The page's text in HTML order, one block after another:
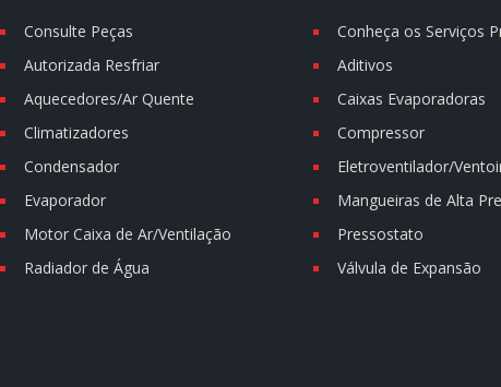
Consulte Peças
Conheça os Serviços
Autorizada Resfriar
Aditivos
Aquecedores/Ar Quente
Caixas Evaporadoras
Climatizadores
Compressor
Condensador
Eletroventilador/
Evaporador
Mangueiras de Alta
Motor Caixa de Ar/Ventilação
Pressostato
Radiador de Água
Válvula de Expansão